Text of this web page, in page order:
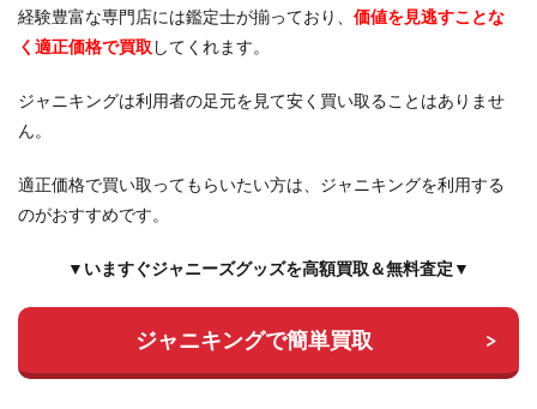
経験豊富な専門店には鑑定士が揃っており、 価値を見逃すことな
く適正価格で買取 してくれます。
ジャニキングは利用者の足元を見て安く買い取ることはありませ
ん。
適正価格で買い取ってもらいたい方は、ジャニキングを利用する
のがおすすめです。
▼いますぐジャニーズグッズを高額買取＆無料査定▼
ジャニキングで簡単買取